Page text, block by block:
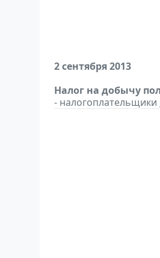
2 сентября 2013
Налог на добычу
- налогоплательщики